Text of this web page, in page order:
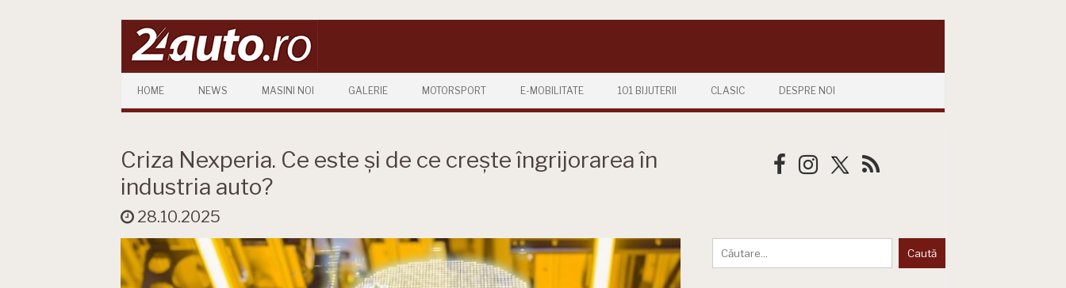
HOME NEWS MASINI NOI GALERIE MOTORSPORT E-MOBILITATE 101 BIJUTERII CLASIC DESPRE NOI
Criza Nexperia. Ce este și de ce crește îngrijorarea în
industria auto?
28.10.2025